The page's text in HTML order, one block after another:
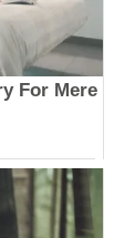
For Mere